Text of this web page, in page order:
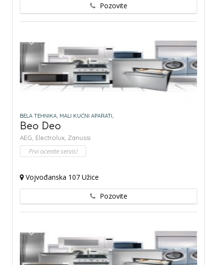
Pozovite
BELA TEHNIKA, MALI KUĆNI APARATI,
Beo Deo
AEG, Electrolux, Zanussi
Prvi ocenite servis!
Vojvođanska 107 Užice
Pozovite